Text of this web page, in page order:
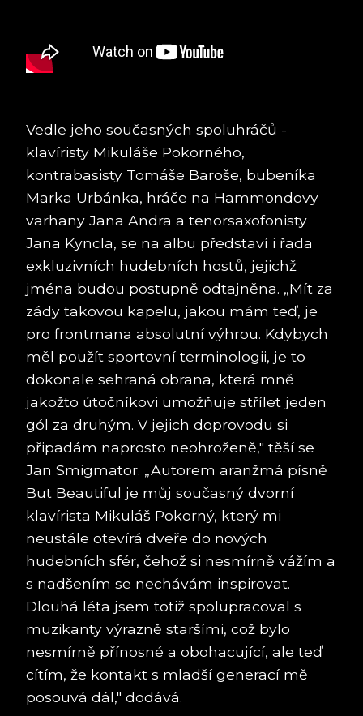
Vedle jeho současných spoluhráčů -
klavíristy Mikuláše Pokorného,
kontrabasisty Tomáše Baroše, bubeníka
Marka Urbánka, hráče na Hammondovy
varhany Jana Andra a tenorsaxofonisty
Jana Kyncla, se na albu představí i řada
exkluzivních hudebních hostů, jejichž
jména budou postupně odtajněna. „Mít za
zády takovou kapelu, jakou mám teď, je
pro frontmana absolutní výhrou. Kdybych
měl použít sportovní terminologii, je to
dokonale sehraná obrana, která mně
jakožto útočníkovi umožňuje střílet jeden
gól za druhým. V jejich doprovodu si
připadám naprosto neohroženě," těší se
Jan Smigmator. „Autorem aranžmá písně
But Beautiful je můj současný dvorní
klavírista Mikuláš Pokorný, který mi
neustále otevírá dveře do nových
hudebních sfér, čehož si nesmírně vážím a
s nadšením se nechávám inspirovat.
Dlouhá léta jsem totiž spolupracoval s
muzikanty výrazně staršími, což bylo
nesmírně přínosné a obohacující, ale teď
cítím, že kontakt s mladší generací mě
posouvá dál," dodává.